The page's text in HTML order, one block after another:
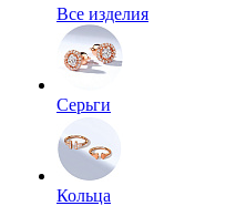
Все изделия
Серьги
Кольца